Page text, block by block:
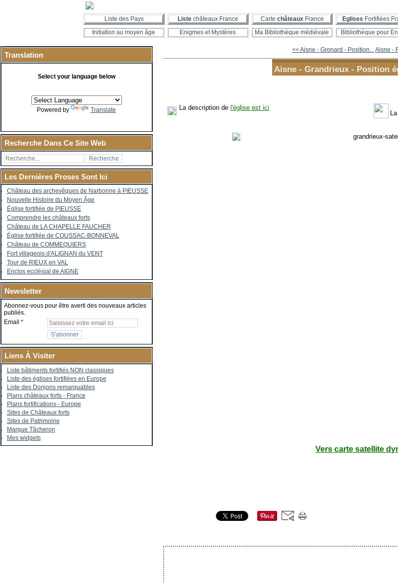
Liste des Pays Liste châteaux France Carte châteauxFrance Eglises Fortifiées
Initiation au moyen âge
Enigmes et Mystères Ma Bibliothèque médiévale Bibliothèque pour
Translation
Select your language below
Powered by Translate
Recherche Dans Ce Site Web
Les Dernières Proses Sont Ici
Château des archevêques de Narbonne à PIEUSSE
Nouvelle Histoire du Moyen Âge
Église fortifiée de PIEUSSE
Comprendre les châteaux forts
Château de LA CHAPELLE FAUCHER
Église fortifiée de COUSSAC-BONNEVAL
Château de COMMEQUIERS
Fort villageois d'ALIGNAN du VENT
Tour de RIEUX en VAL
Enclos ecclésial de AIGNE
Newsletter
Abonnez-vous pour être averti des nouveaux articles
publiés.
Email
Liens À Visiter
Liste bâtiments fortifiés NON classiques
Liste des églises fortifiées en Europe
Liste des Donjons remarquables
Plans châteaux forts - France
Plans fortifications - Europe
Sites de Châteaux forts
Sites de Patrimoine
Marque Tâcheron
Mes widgets
<< Aisne - Gronard - Position...Aisne -
Aisne - Grandrieux - Position
La description de l'église est ici
Vers carte satellite